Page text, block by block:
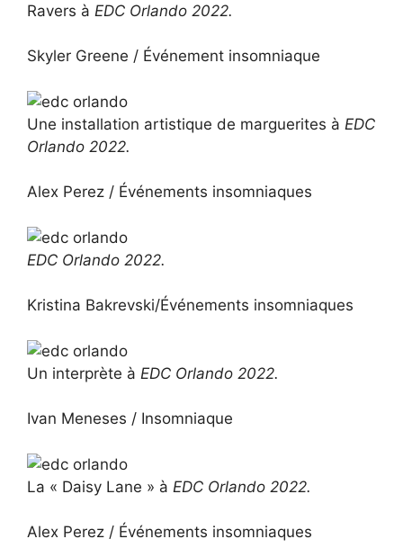
Ravers à EDC Orlando 2022.
Skyler Greene / Événement insomniaque
Une installation artistique de marguerites à EDC
Orlando 2022.
Alex Perez / Événements insomniaques
EDC Orlando 2022.
Kristina Bakrevski/Événements insomniaques
Un interprète à EDC Orlando 2022.
Ivan Meneses / Insomniaque
La « Daisy Lane » à EDC Orlando 2022.
Alex Perez / Événements insomniaques